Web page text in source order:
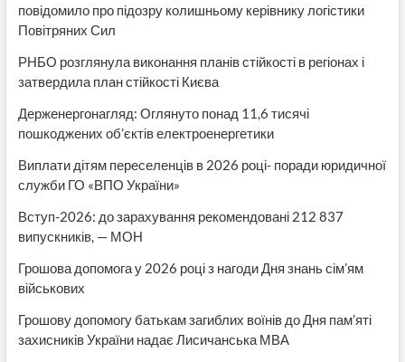
повідомило про підозру колишньому керівнику логістики
Повітряних Сил
РНБО розглянула виконання планів стійкості в регіонах і
затвердила план стійкості Києва
Держенергонагляд: Оглянуто понад 11,6 тисячі
пошкоджених об’єктів електроенергетики
Виплати дітям переселенців в 2026 році- поради юридичної
служби ГО «ВПО України»
Вступ-2026: до зарахування рекомендовані 212 837
випускників, — МОН
Грошова допомога у 2026 році з нагоди Дня знань сім’ям
військових
Грошову допомогу батькам загиблих воїнів до Дня пам’яті
захисників України надає Лисичанська МВА